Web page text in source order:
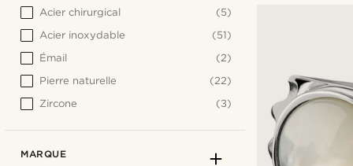
Acier chirurgical
(5)
Acier inoxydable
(51)
Émail
(2)
Pierre naturelle
(22)
Zircone
(3)
MARQUE